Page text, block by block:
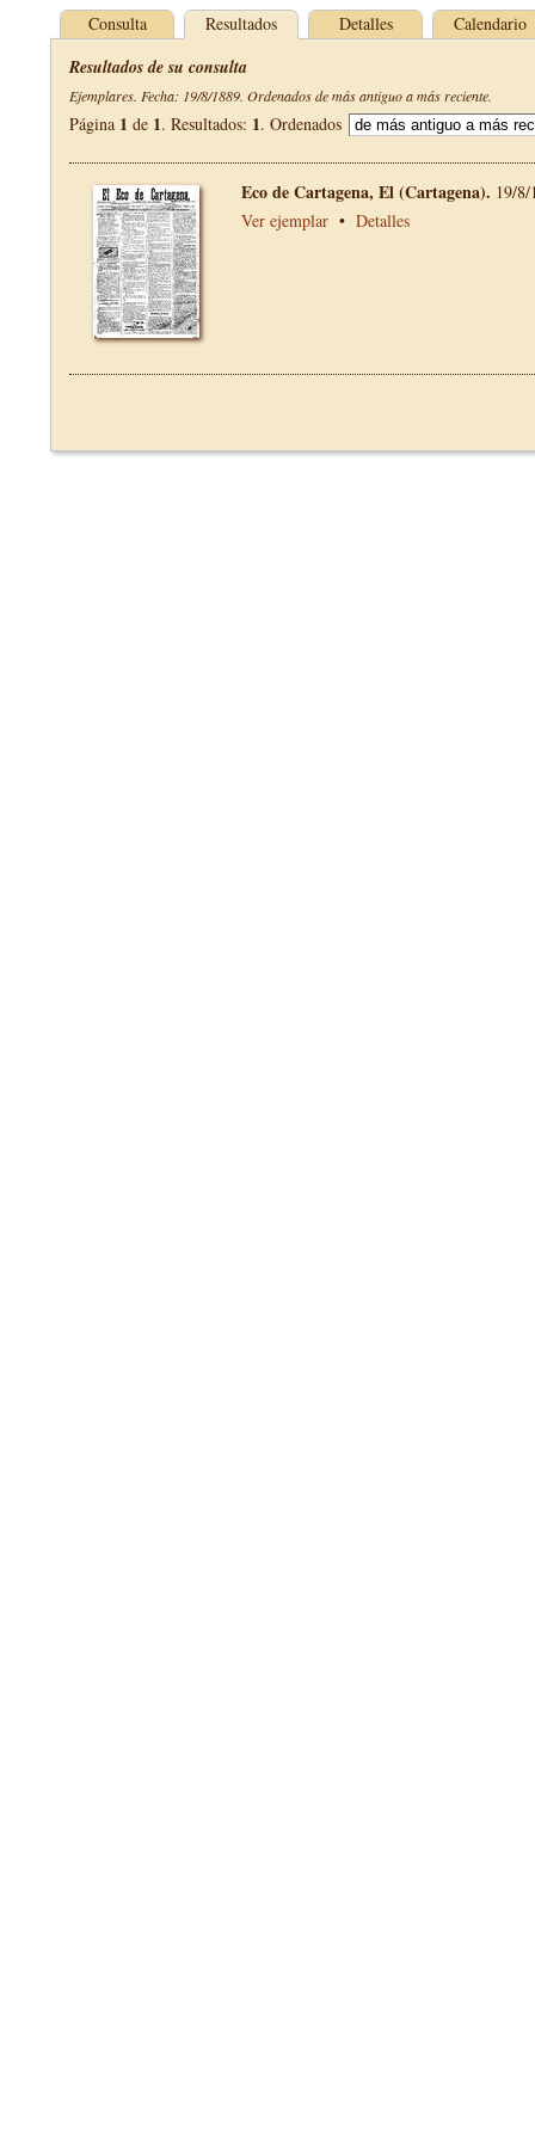
Consulta Resultados Detalles Calendario
Resultados de su consulta
Ejemplares. Fecha: 19/8/1889. Ordenados de más antiguo a más reciente.
Página 1 de 1. Resultados: 1. Ordenados
Eco de Cartagena, El (Cartagena). 19/
Ver ejemplar • Detalles